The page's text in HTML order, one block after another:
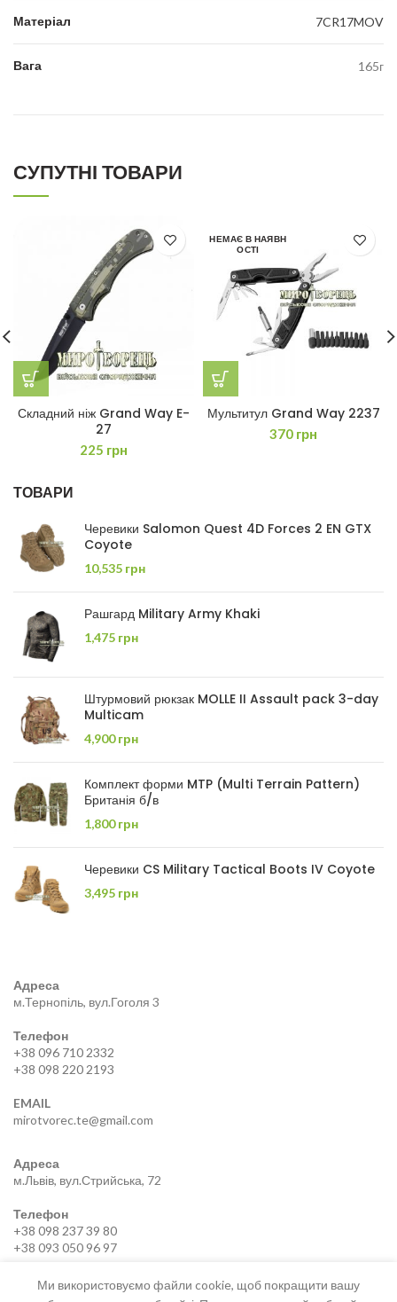
Матеріал 7CR17MOV
Вага 165г
СУПУТНІ ТОВАРИ
Складний ніж Grand Way E-
27
225 грн
НЕМАЄ В НАЯВН
ОСТІ
Мультитул Grand Way 2237
370 грн
ТОВАРИ
Черевики Salomon Quest 4D Forces 2 EN GTX
Coyote
10,535 грн
Рашгард Military Army Khaki
1,475 грн
Штурмовий рюкзак MOLLE II Assault pack 3-day
Multicam
4,900грн
Комплект форми MTP (Multi Terrain Pattern)
Британія б/в
1,800грн
Черевики CS Military Tactical Boots IV Coyote
3,495 грн
Адреса
м.Тернопіль, вул.Гоголя 3
Телефон
+38 096 710 2332
+38 098 220 2193
EMAIL
mirotvorec.te@gmail.com
Адреса
м.Львів, вул.Стрийська, 72
Телефон
+38 098 237 39 80
+38 093 050 96 97
EMAIL
mirotvorec.lviv@gmail.com
Ми використовуємо файли cookie, щоб покращити вашу